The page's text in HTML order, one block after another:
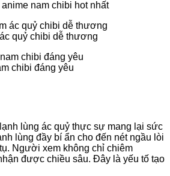
nam chibi hot nhất
quỷ chibi dễ thương
chibi đáng yêu
lùng ác quỷ thực sự mang lại sức
lùng đầy bí ẩn cho đến nét ngầu lòi
Người xem không chỉ chiêm
được chiều sâu. Đây là yếu tố tạo